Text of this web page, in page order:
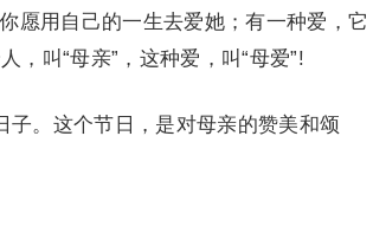
用自己的一生去爱她；有一种爱，它
叫“母亲”，这种爱，叫“母爱”!
。这个节日，是对母亲的赞美和颂